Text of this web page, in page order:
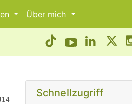
Über mich
Schnellzugriff